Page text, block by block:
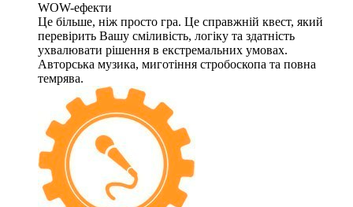
WOW-ефекти
Це більше, ніж просто гра. Це справжній квест, який
перевірить Вашу сміливість, логіку та здатність
ухвалювати рішення в екстремальних умовах.
Авторська музика, миготіння стробоскопа та повна
темрява.